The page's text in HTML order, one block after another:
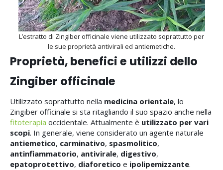
L’estratto di Zingiber officinale viene utilizzato soprattutto per
le sue proprietà antivirali ed antiemetiche.
Proprietà, benefici e utilizzi dello
Zingiber officinale
Utilizzato soprattutto nella medicina orientale, lo
Zingiber officinale si sta ritagliando il suo spazio anche nella
fitoterapia occidentale. Attualmente è utilizzato per vari
scopi. In generale, viene considerato un agente naturale
antiemetico, carminativo, spasmolitico,
antinfiammatorio, antivirale, digestivo,
epatoprotettivo, diaforetico e ipolipemizzante.